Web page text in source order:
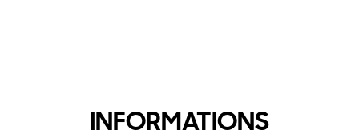
INFORMATIONS